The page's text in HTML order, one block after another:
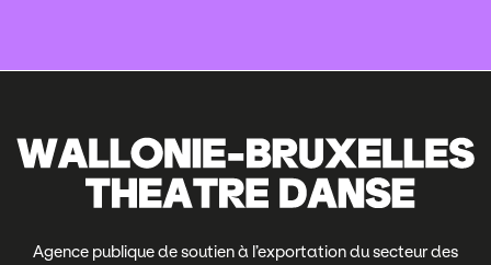
Agence publique de soutien à l’exportation du secteur des